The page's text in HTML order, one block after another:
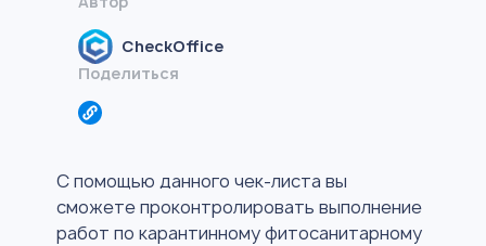
CheckOffice
Поделиться
С помощью данного чек-листа вы
сможете проконтролировать выполнение
работ по карантинному фитосанитарному